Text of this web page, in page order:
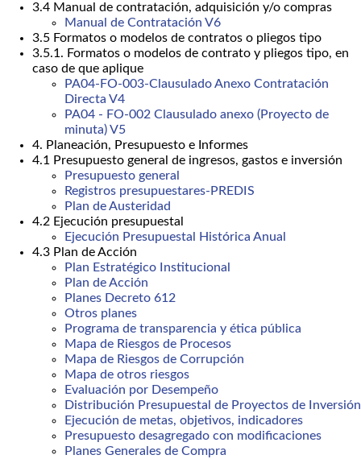
3.4 Manual de contratación, adquisición y/o compras
Manual de Contratación V6
3.5 Formatos o modelos de contratos o pliegos tipo
3.5.1. Formatos o modelos de contrato y pliegos tipo, en
caso de que aplique
PA04-FO-003-Clausulado Anexo Contratación
Directa V4
PA04 - FO-002 Clausulado anexo (Proyecto de
minuta) V5
4. Planeación, Presupuesto e Informes
4.1 Presupuesto general de ingresos, gastos e inversión
Presupuesto general
Registros presupuestares-PREDIS
Plan de Austeridad
4.2 Ejecución presupuestal
Ejecución Presupuestal Histórica Anual
4.3 Plan de Acción
Plan Estratégico Institucional
Plan de Acción
Planes Decreto 612
Otros planes
Programa de transparencia y ética pública
Mapa de Riesgos de Procesos
Mapa de Riesgos de Corrupción
Mapa de otros riesgos
Evaluación por Desempeño
Distribución Presupuestal de Proyectos de Inversión
Ejecución de metas, objetivos, indicadores
Presupuesto desagregado con modificaciones
Planes Generales de Compra